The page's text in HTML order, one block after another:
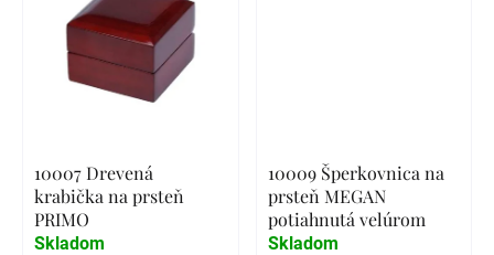
10007 Drevená
krabička na prsteň
PRIMO
Skladom
10009 Šperkovnica na
prsteň MEGAN
potiahnutá velúrom
Skladom